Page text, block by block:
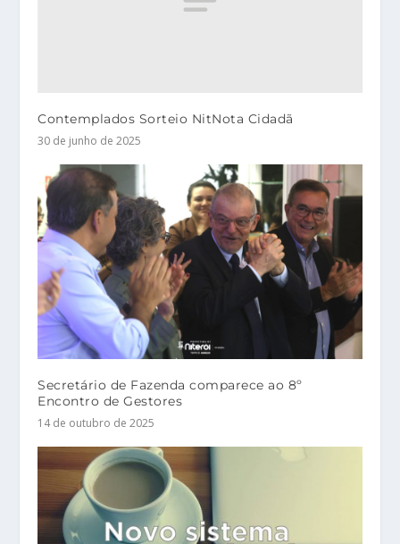
Contemplados Sorteio NitNota Cidadã
30 de junho de 2025
Secretário de Fazenda comparece ao 8º
Encontro de Gestores
14 de outubro de 2025